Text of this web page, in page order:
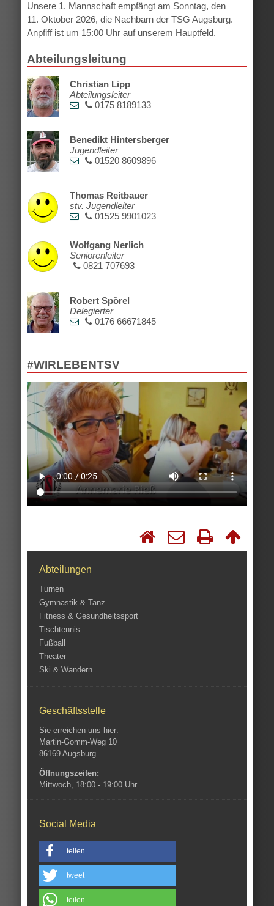
Unsere 1. Mannschaft empfängt am Sonntag, den
11. Oktober 2026, die Nachbarn der TSG Augsburg.
Anpfiff ist um 15:00 Uhr auf unserem Hauptfeld.
Abteilungsleitung
Christian Lipp
Abteilungsleiter
0175 8189133
Benedikt Hintersberger
Jugendleiter
01520 8609896
Thomas Reitbauer
stv. Jugendleiter
01525 9901023
Wolfgang Nerlich
Seniorenleiter
0821 707693
Robert Spörel
Delegierter
0176 66671845
#WIRLEBENTSV
Abteilungen
Turnen
Gymnastik & Tanz
Fitness & Gesundheitssport
Tischtennis
Fußball
Theater
Ski & Wandern
Geschäftsstelle
Sie erreichen uns hier:
Martin-Gomm-Weg 10
86169 Augsburg
Öffnungszeiten:
Mittwoch, 18:00 - 19:00 Uhr
Social Media
teilen
tweet
teilen